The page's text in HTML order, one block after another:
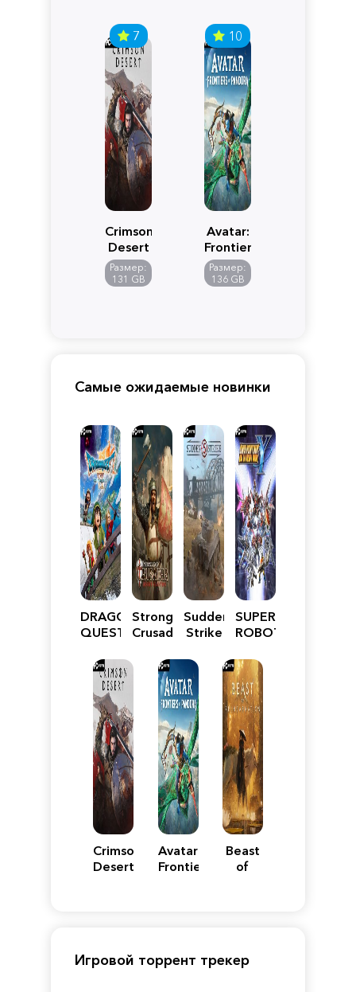
7
Crimson
Desert
Размер:
131 GB
10
Avatar:
Frontiers
of
Pandora
Размер:
136 GB
Самые ожидаемые новинки
DRAGON
QUEST
Reimagined
Stronghold
Crusader:
Edition
Sudden
Strike
SUPER
ROBOT
Y
Crimson
Desert
Avatar:
Frontiers
Beast
of
Игровой торрент трекер